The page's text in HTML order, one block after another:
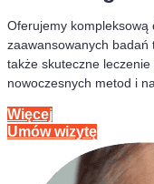
Oferujemy kompleksową
zaawansowanych badań
także skuteczne
nowoczesnych metod i
Więcej
Umów wizytę